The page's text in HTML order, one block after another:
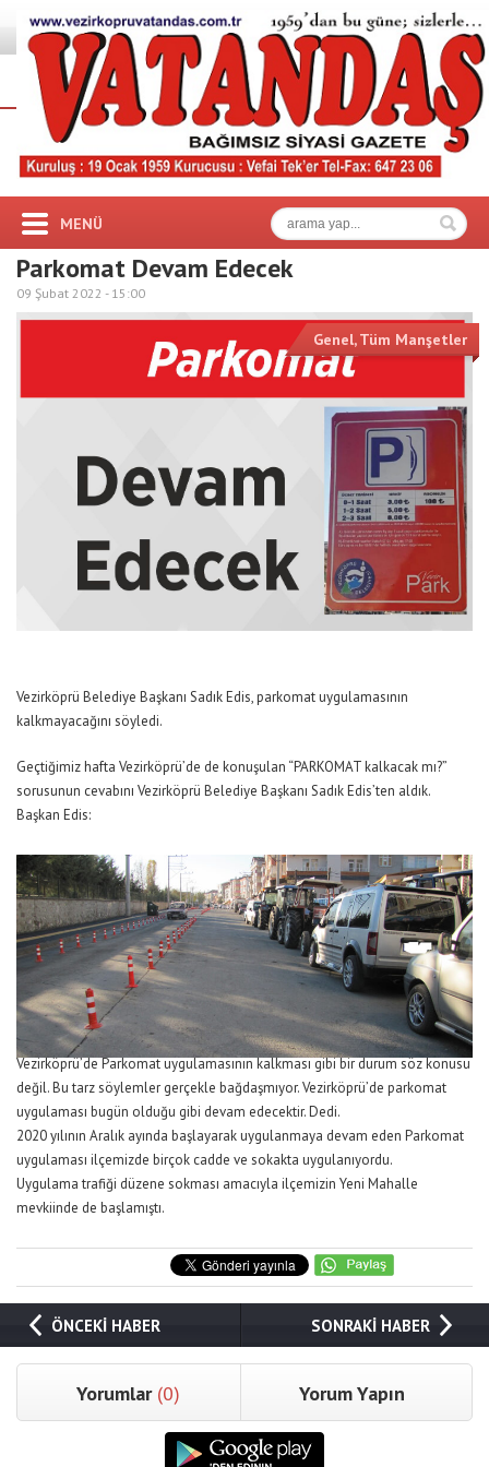
MENÜ
Parkomat Devam Edecek
09 Şubat 2022 - 15:00
Genel,Tüm Manşetler
Vezirköprü Belediye Başkanı Sadık Edis, parkomat uygulamasının
kalkmayacağını söyledi.
Geçtiğimiz hafta Vezirköprü’de de konuşulan “PARKOMAT kalkacak mı?”
sorusunun cevabını Vezirköprü Belediye Başkanı Sadık Edis’ten aldık.
Başkan Edis:
Vezirköprü’de Parkomat uygulamasının kalkması gibi bir durum söz konusu
değil. Bu tarz söylemler gerçekle bağdaşmıyor. Vezirköprü’de parkomat
uygulaması bugün olduğu gibi devam edecektir. Dedi.
2020 yılının Aralık ayında başlayarak uygulanmaya devam eden Parkomat
uygulaması ilçemizde birçok cadde ve sokakta uygulanıyordu.
Uygulama trafiği düzene sokması amacıyla ilçemizin Yeni Mahalle
mevkiinde de başlamıştı.
ÖNCEKİ HABER SONRAKİ HABER
Yorumlar (0) Yorum Yapın